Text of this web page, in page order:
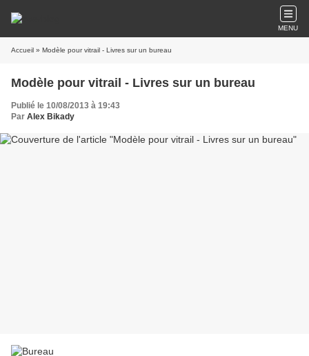
MENU
Accueil » Modèle pour vitrail - Livres sur un bureau
Modèle pour vitrail - Livres sur un bureau
Publié le 10/08/2013 à 19:43
Par Alex Bikady